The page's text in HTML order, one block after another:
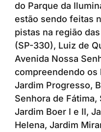
do Parque da
estão sendo feitas
pistas na região
(SP-330), Luiz de
Avenida Nossa
compreendendo os
Jardim Progresso,
Senhora de Fátima,
Jardim Boer I e II,
Helena, Jardim